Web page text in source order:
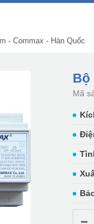
- Commax - Hàn Quốc
Bộ
Mã